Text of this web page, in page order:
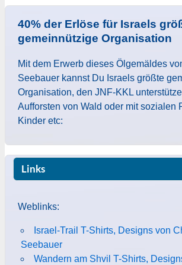
40% der Erlöse für Israels
gemeinnützige Organisation
Mit dem Erwerb dieses Ölgemäldes
Seebauer kannst Du Israels größte
Organisation, den JNF-KKL
Aufforsten von Wald oder mit sozialen
Kinder etc:
Links
Weblinks:
Israel-Trail T-Shirts, Designs von
Seebauer
Wandern am Shvil T-Shirts,